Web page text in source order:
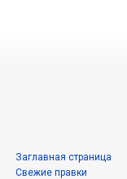
Заглавная страница
Свежие правки